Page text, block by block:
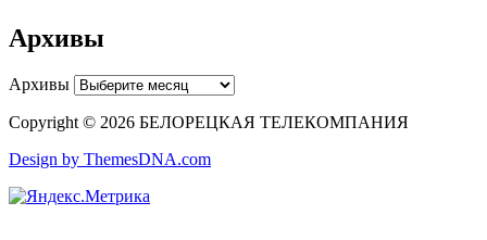
Архивы
Архивы
Copyright © 2026 БЕЛОРЕЦКАЯ ТЕЛЕКОМПАНИЯ
Design by ThemesDNA.com